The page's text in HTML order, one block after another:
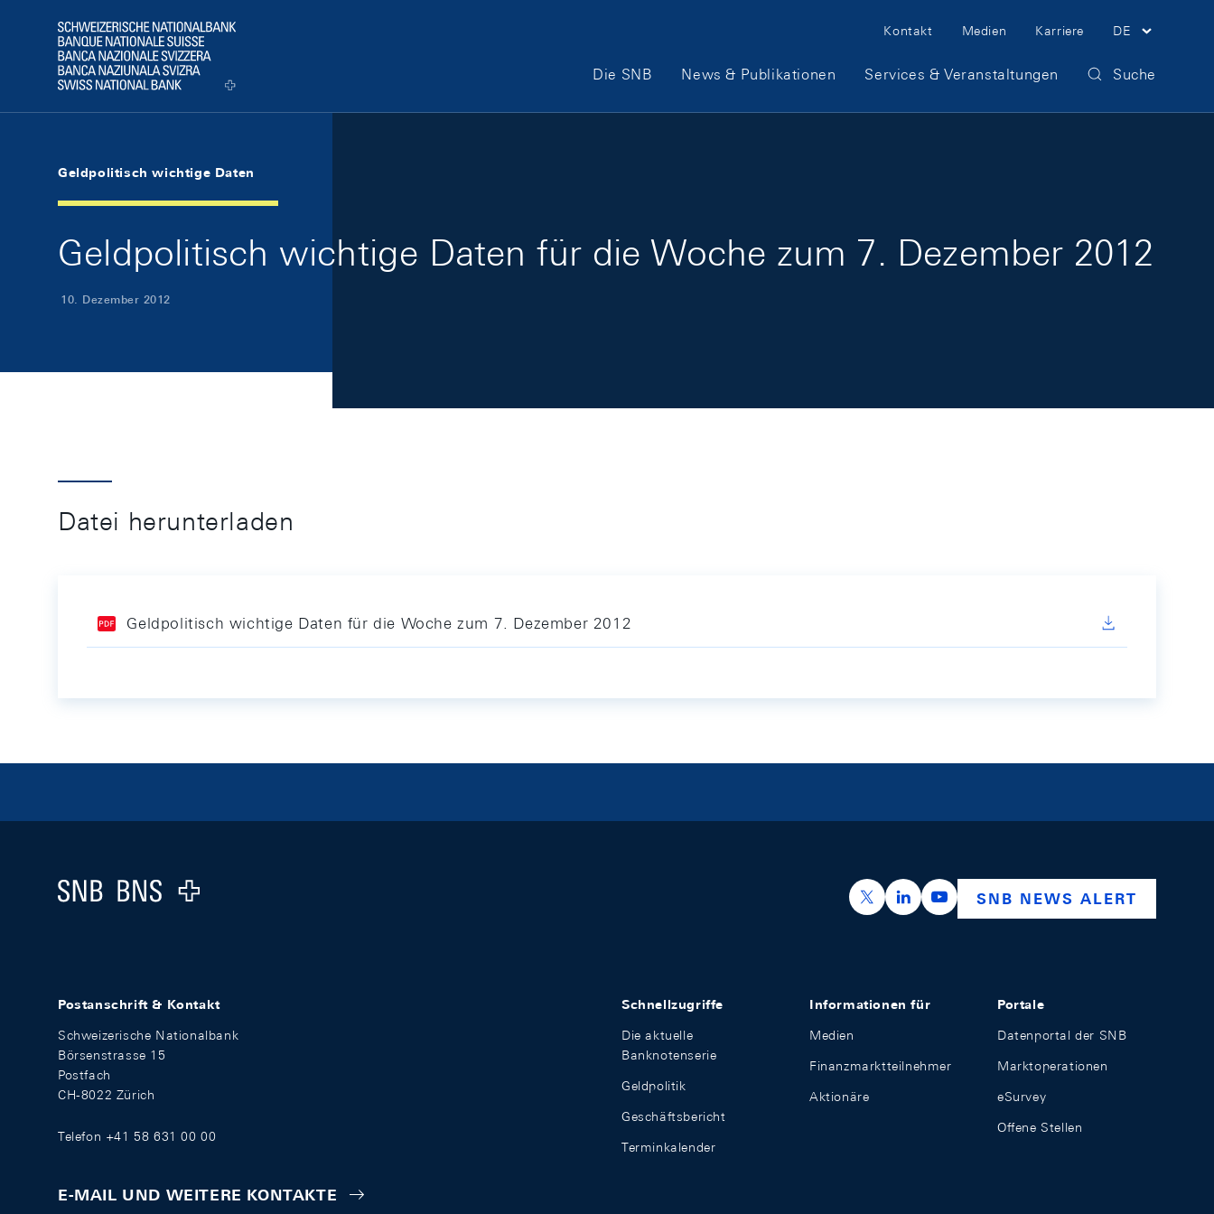
Logo
Meta Navigation
Kontakt Medien Karriere DE
Hauptnavigation
Die SNB News & Publikationen Services & Veranstaltungen Suche
Geldpolitisch wichtige Daten
Geldpolitisch wichtige Daten für die Woche zum 7. Dezember 2012
10. Dezember 2012
Datei herunterladen
Geldpolitisch wichtige Daten für die Woche zum 7. Dezember 2012
Logo
https://x.com/snb_bns
https://ch.linkedin.com/company/swiss-
https://www.youtube.com/
SNB NEWS ALERT
Postanschrift & Kontakt
Schweizerische Nationalbank
Börsenstrasse 15
Postfach
CH-8022 Zürich
Telefon +41 58 631 00 00
E-MAIL UND WEITERE KONTAKTE
Schnellzugriffe
Die aktuelle
Banknotenserie
Geldpolitik
Geschäftsbericht
Terminkalender
Informationen für
Medien
Finanzmarktteilnehmer
Aktionäre
Portale
Datenportal der SNB
Marktoperationen
eSurvey
Offene Stellen